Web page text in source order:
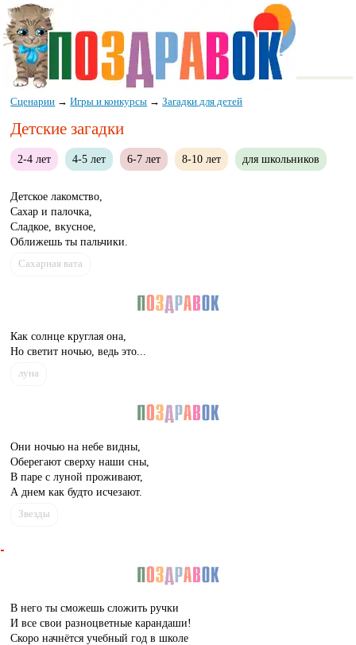
Сценарии →Игры и конкурсы →Загадки для детей
Детские загадки
2-4 лет 4-5 лет 6-7 лет 8-10 лет для школьников
Детское лакомство,
Сахар и палочка,
Сладкое, вкусное,
Оближешь ты пальчики.
Сахарная вата
Как солнце круглая она,
Но светит ночью, ведь это...
луна
Они ночью на небе видны,
Оберегают сверху наши сны,
В паре с луной проживают,
А днем как будто исчезают.
Звезды
В него ты сможешь сложить ручки
И все свои разноцветные карандаши!
Скоро начнётся учебный год в школе